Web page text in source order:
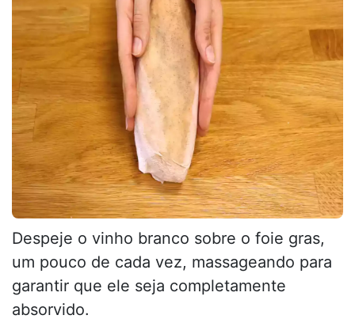
Despeje o vinho branco sobre o foie gras,
um pouco de cada vez, massageando para
garantir que ele seja completamente
absorvido.